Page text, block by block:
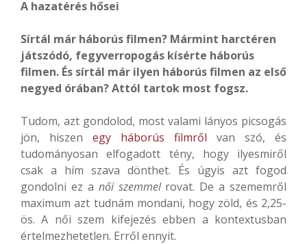
A hazatérés hősei
Sírtál már háborús filmen? Mármint harctéren
játszódó, fegyverropogás kísérte háborús
filmen. És sírtál már ilyen háborús filmen az első
negyed órában? Attól tartok most fogsz.
Tudom, azt gondolod, most valami lányos picsogás
jön, hiszen egy háborús filmről van szó, és
tudományosan elfogadott tény, hogy ilyesmiről
csak a hím szava dönthet. És úgyis azt fogod
gondolni ez a női szemmelrovat. De a szememről
maximum azt tudnám mondani, hogy zöld, és 2,25-
ös. A női szem kifejezés ebben a kontextusban
értelmezhetetlen. Erről ennyit.